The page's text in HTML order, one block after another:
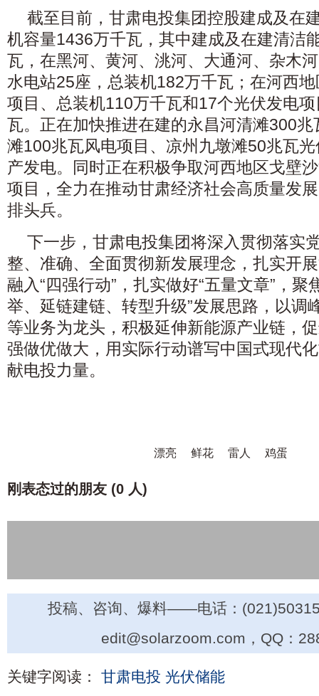
截至目前，甘肃电投集团控股建成及在
机容量1436万千瓦，其中建成及在建清洁
瓦，在黑河、黄河、洮河、大通河、杂木
水电站25座，总装机182万千瓦；在河西
项目、总装机110万千瓦和17个光伏发电
瓦。正在加快推进在建的永昌河清滩300
滩100兆瓦风电项目、凉州九墩滩50兆瓦
产发电。同时正在积极争取河西地区戈壁
项目，全力在推动甘肃经济社会高质量发
排头兵。
下一步，甘肃电投集团将深入贯彻落实
整、准确、全面贯彻新发展理念，扎实开
融入“四强行动”，扎实做好“五量文章”，聚
举、延链建链、转型升级”发展思路，以调
等业务为龙头，积极延伸新能源产业链，
强做优做大，用实际行动谱写中国式现代
献电投力量。
漂亮 鲜花 雷人 鸡蛋
刚表态过的朋友 (0 人)
投稿、咨询、爆料——电话：
edit@solarzoom.com，QQ：
关键字阅读： 甘肃电投 光伏储能